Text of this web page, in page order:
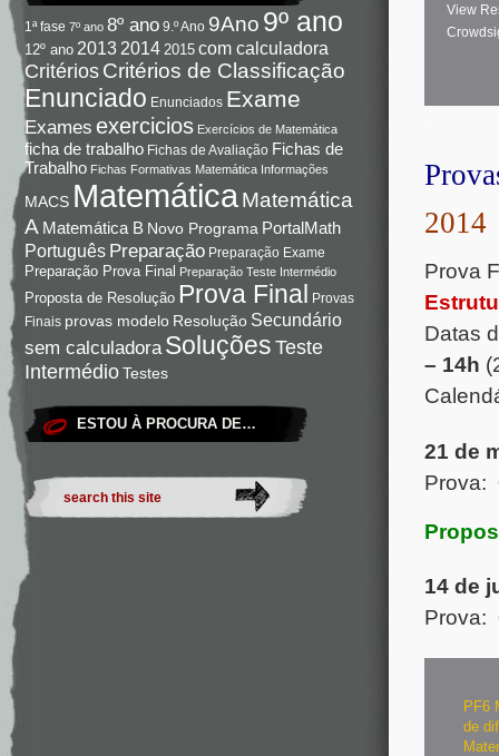
1ª fase 7º ano 8º ano 9.º Ano 9Ano 9º ano
12º ano 2013 2014 2015 com calculadora
Critérios Critérios de Classificação
Enunciado Enunciados Exame
Exames exercicios Exercícios de Matemática
ficha de trabalho Fichas de Avaliação Fichas de
Trabalho Fichas Formativas Matemática Informações
MACS Matemática Matemática
A Matemática B Novo Programa PortalMath
Português Preparação Preparação Exame
Preparação Prova Final Preparação Teste Intermédio
Proposta de Resolução Prova Final Provas
Finais provas modelo Resolução Secundário
sem calculadora Soluções Teste
IntermédioTestes
ESTOU À PROCURA DE…
View
2014
Prova
Datas
– 14h
21 de
Prova:
14 de
Prova:
PF6
de